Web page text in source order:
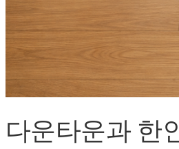
전
치
료
임
심
절
코
다운타운과 한